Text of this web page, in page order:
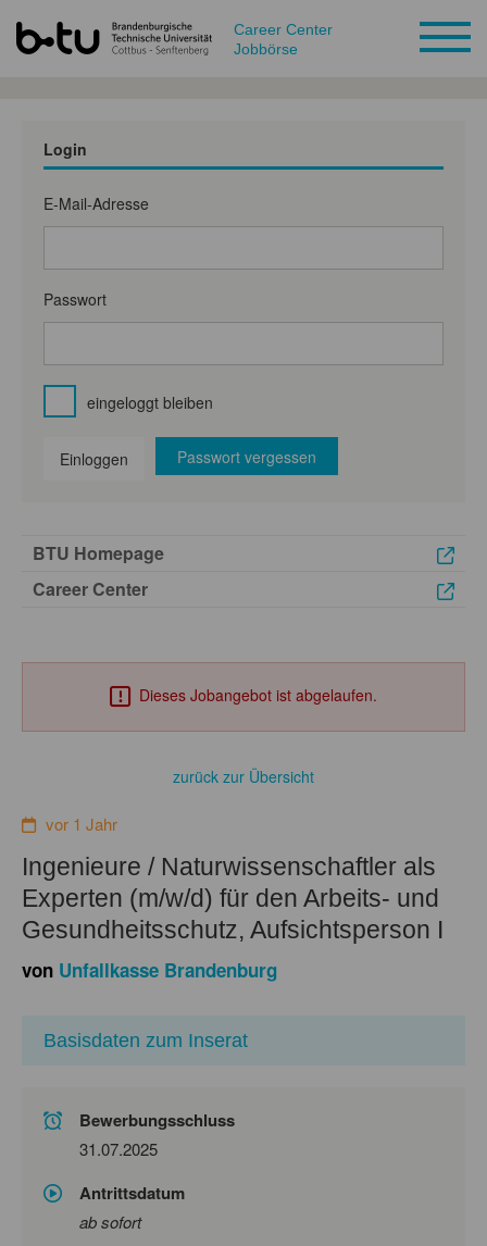
Career Center
Jobbörse
Login
E-Mail-Adresse
Passwort
eingeloggt bleiben
Einloggen Passwort vergessen
BTU Homepage
Career Center
Dieses Jobangebot ist abgelaufen.
zurück zur Übersicht
vor 1 Jahr
Ingenieure / Naturwissenschaftler als
Experten (m/w/d) für den Arbeits- und
Gesundheitsschutz, Aufsichtsperson I
von Unfallkasse Brandenburg
Basisdaten zum Inserat
Bewerbungsschluss
31.07.2025
Antrittsdatum
ab sofort